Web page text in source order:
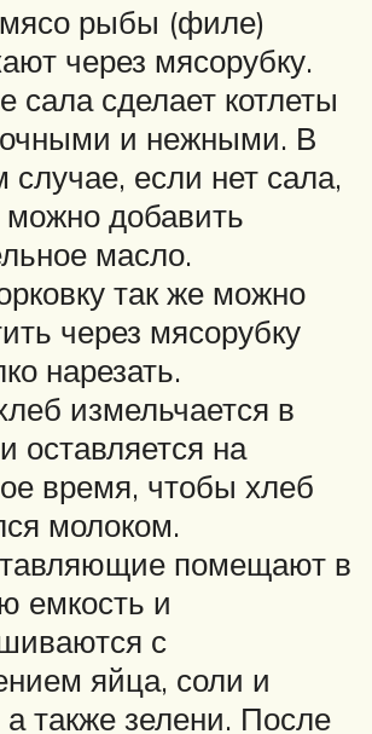
рыбы (филе)
через мясорубку.
сала сделает котлеты
и нежными. В
случае, если нет сала,
добавить
масло.
так же можно
через мясорубку
нарезать.
измельчается в
оставляется на
время, чтобы хлеб
молоком.
помещают в
емкость и
с
яйца, соли и
также зелени. После